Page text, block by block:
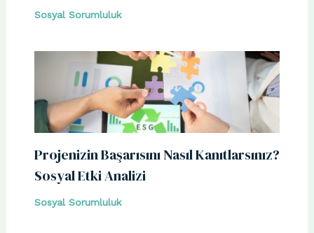
Sosyal Sorumluluk
Projenizin Başarısını Nasıl Kanıtlarsınız?
Sosyal Etki Analizi
Sosyal Sorumluluk